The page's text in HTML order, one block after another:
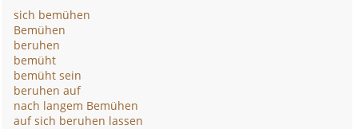
sich bemühen
Bemühen
beruhen
bemüht
bemüht sein
beruhen auf
nach langem Bemühen
auf sich beruhen lassen